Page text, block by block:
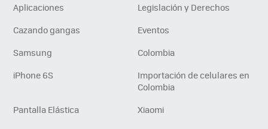
Aplicaciones
Legislación y Derechos
Cazando gangas
Eventos
Samsung
Colombia
iPhone 6S
Importación de celulares en
Colombia
Pantalla Elástica
Xiaomi